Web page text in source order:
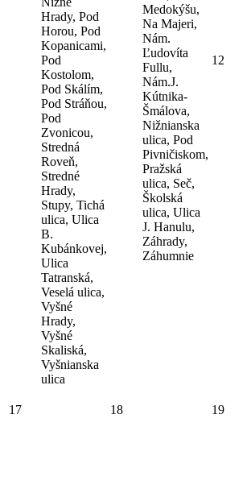
Hrady, Pod
Horou, Pod
Kopanicami,
Pod
Kostolom,
Pod Skálím,
Pod Stráňou,
Pod
Zvonicou,
Stredná
Roveň,
Stredné
Hrady,
Stupy, Tichá
ulica, Ulica
B.
Kubánkovej,
Ulica
Tatranská,
Veselá ulica,
Vyšné
Hrady,
Vyšné
Skaliská,
Vyšnianska
ulica
Medokýšu,
Na Majeri,
Nám.
Ľudovíta
Fullu,
Nám.J.
Kútnika-
Šmálova,
Nižnianska
ulica, Pod
Pivničiskom,
Pražská
ulica, Seč,
Školská
ulica, Ulica
J. Hanulu,
Záhrady,
Záhumnie
12
17 18 19